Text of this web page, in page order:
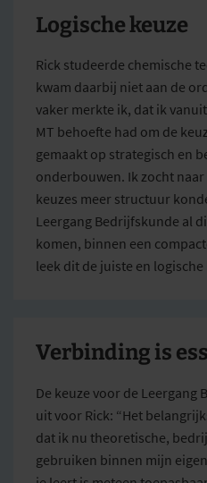
Logische keuze
Rick studeerde chemische
kwam daarbij niet aan de
vaker merkte ik, dat ik
MT behoefte had om de
gemaakt op strategisch en
onderbouwen. Ik zocht
keuzes meer structuur
Leergang Bedrijfskunde al
komen, binnen een
leek dit de juiste en logische
Verbinding is
De keuze voor de Leergang
uit voor Rick: “Het
dat ik nu theoretische,
gebruiken binnen mijn